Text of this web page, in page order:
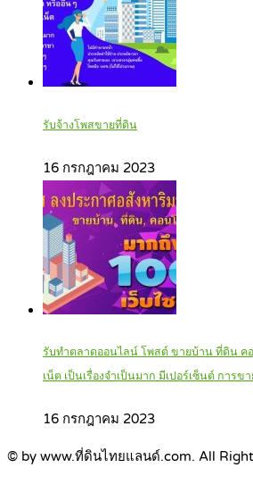
รับจ้างโพสขายที่ดิน
16 กรกฎาคม 2023
รับทำตลาดออนไลน์ โพสต์ ขายบ้าน ที่ดิน ค
เน็ต เป็นเรื่องจำเป็นมาก มีเปอร์เซ็นต์ การข
16 กรกฎาคม 2023
© by www.ที่ดินไทยแลนด์.com. All